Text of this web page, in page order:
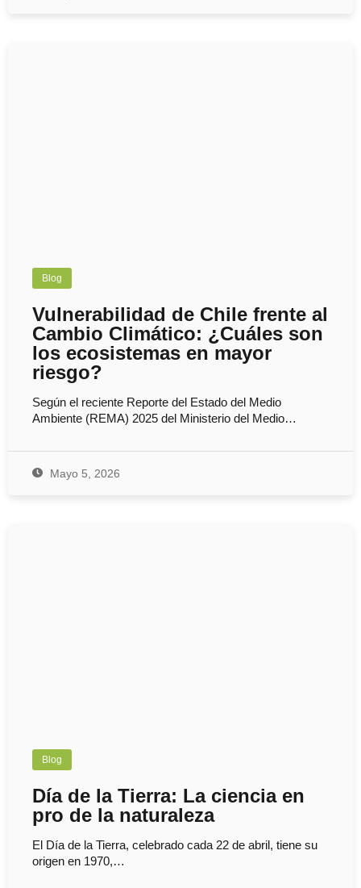
Blog
Vulnerabilidad de Chile frente al
Cambio Climático: ¿Cuáles son
los ecosistemas en mayor
riesgo?
Según el reciente Reporte del Estado del Medio
Ambiente (REMA) 2025 del Ministerio del Medio…
Mayo 5, 2026
Blog
Día de la Tierra: La ciencia en
pro de la naturaleza
El Día de la Tierra, celebrado cada 22 de abril, tiene su
origen en 1970,…